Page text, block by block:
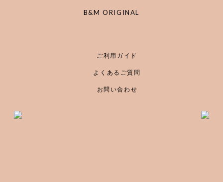
B&M ORIGINAL
ご利用ガイド
よくあるご質問
お問い合わせ